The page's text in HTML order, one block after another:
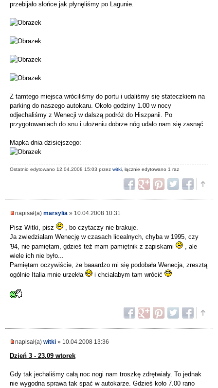
przebijało słońce jak płynęliśmy po Lagunie.
Z tamtego miejsca wróciliśmy do portu i udaliśmy się stateczkiem na
parking do naszego autokaru. Około godziny 1.00 w nocy
odjechaliśmy z Wenecji w dalszą podróż do Hiszpanii. Po
przygotowaniach do snu i ułożeniu dobrze nóg udało nam się zasnąć.
Mapka dnia dzisiejszego:
Ostatnio edytowano 12.04.2008 15:03 przez witki , łącznie edytowano 1 raz
napisał(a) marsylia » 10.04.2008 10:31
Pisz Witki, pisz
, bo czytaczy nie brakuje.
Ja zwiedziałam Wenecję w czasach licealnych, chyba w 1995, czy
'94, nie pamiętam, gdzieś też mam pamiętnik z zapiskami
, ale
wiele ich nie było...
Pamiętam oczywiście, że baaardzo mi się podobała Wenecja, zresztą
ogólnie Italia mnie urzekła
i chciałabym tam wrócić
napisał(a) witki » 10.04.2008 13:36
Dzień 3 - 23.09 wtorek
Gdy tak jechaliśmy całą noc nogi nam troszkę zdrętwiały. To jednak
nie wygodna sprawa tak spać w autokarze. Gdzieś koło 7.00 rano